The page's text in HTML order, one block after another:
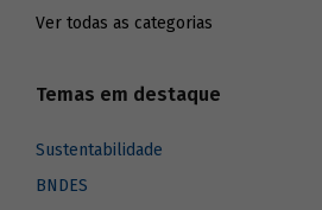
Ver todas as categorias
Temas em destaque
Sustentabilidade
BNDES